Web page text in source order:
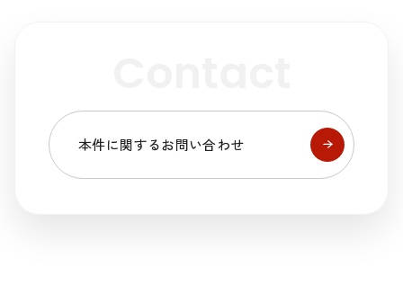
本件に関するお問い合わせ